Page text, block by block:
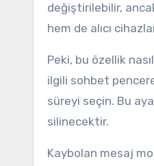
değiştirilebilir,
hem de alıcı
Peki, bu özellik
ilgili sohbet
süreyi seçin. Bu
silinecektir.
Kaybolan mesaj